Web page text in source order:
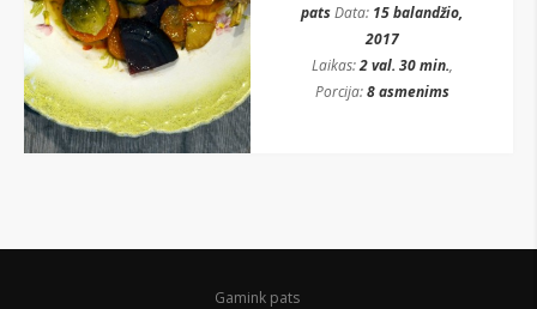
patsData: 15 balandžio,
2017
Laikas:2 val. 30 min.,
Porcija:8 asmenims
Gamink pats